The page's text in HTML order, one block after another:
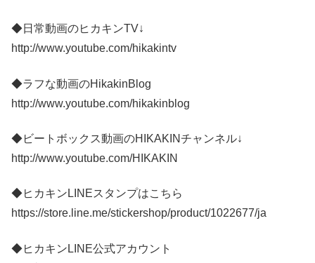
◆日常動画のヒカキンTV↓
http://www.youtube.com/hikakintv
◆ラフな動画のHikakinBlog
http://www.youtube.com/hikakinblog
◆ビートボックス動画のHIKAKINチャンネル↓
http://www.youtube.com/HIKAKIN
◆ヒカキンLINEスタンプはこちら
https://store.line.me/stickershop/product/1022677/ja
◆ヒカキンLINE公式アカウント